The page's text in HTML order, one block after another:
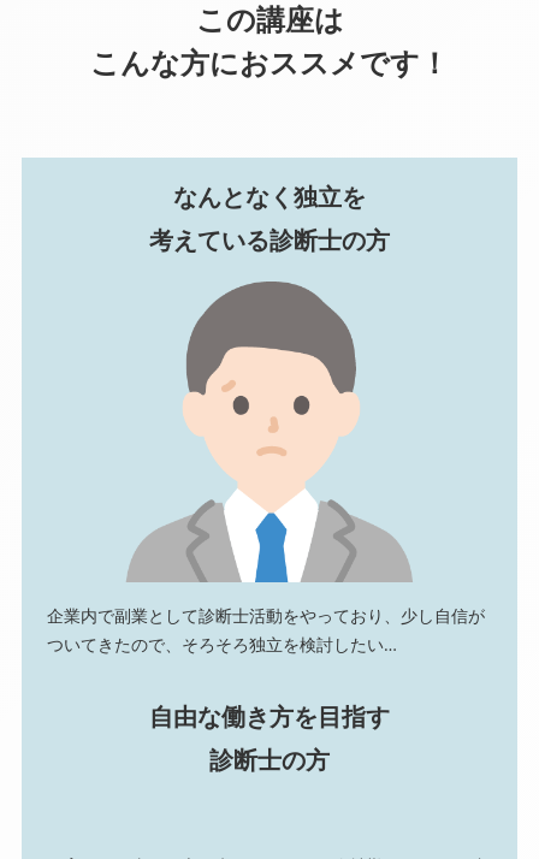
この講座は
こんな方におススメです！
なんとなく独立を
考えている診断士の方
企業内で副業として診断士活動をやっており、少し自信が
ついてきたので、そろそろ独立を検討したい…
自由な働き方を目指す
診断士の方